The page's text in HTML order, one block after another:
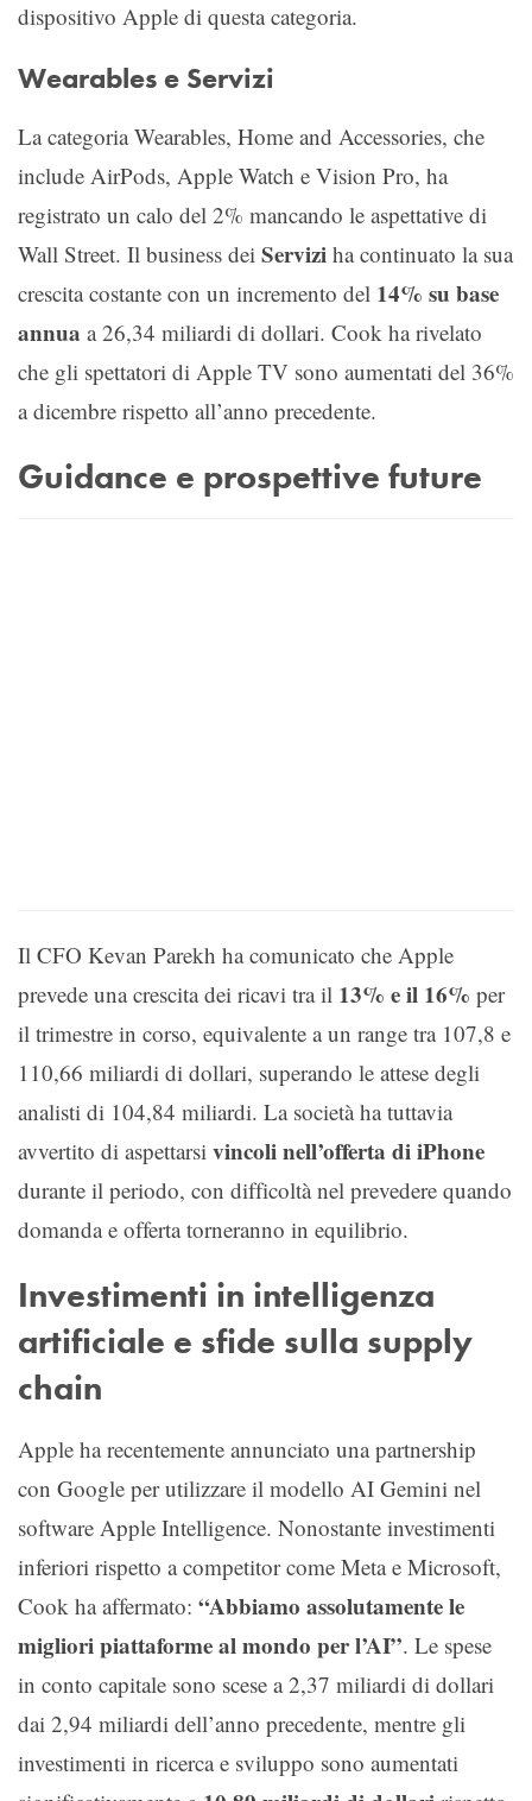
dispositivo Apple di questa categoria.
Wearables e Servizi
La categoria Wearables, Home and Accessories, che
include AirPods, Apple Watch e Vision Pro, ha
registrato un calo del 2% mancando le aspettative di
Wall Street. Il business dei Servizi ha continuato la sua
crescita costante con un incremento del 14% su base
annua a 26,34 miliardi di dollari. Cook ha rivelato
che gli spettatori di Apple TV sono aumentati del 36%
a dicembre rispetto all’anno precedente.
Guidance e prospettive future
Il CFO Kevan Parekh ha comunicato che Apple
prevede una crescita dei ricavi tra il 13% e il 16% per
il trimestre in corso, equivalente a un range tra 107,8 e
110,66 miliardi di dollari, superando le attese degli
analisti di 104,84 miliardi. La società ha tuttavia
avvertito di aspettarsi vincoli nell’offerta di iPhone
durante il periodo, con difficoltà nel prevedere quando
domanda e offerta torneranno in equilibrio.
Investimenti in intelligenza
artificiale e sfide sulla supply
chain
Apple ha recentemente annunciato una partnership
con Google per utilizzare il modello AI Gemini nel
software Apple Intelligence. Nonostante investimenti
inferiori rispetto a competitor come Meta e Microsoft,
Cook ha affermato: “Abbiamo assolutamente le
migliori piattaforme al mondo per l’AI”. Le spese
in conto capitale sono scese a 2,37 miliardi di dollari
dai 2,94 miliardi dell’anno precedente, mentre gli
investimenti in ricerca e sviluppo sono aumentati